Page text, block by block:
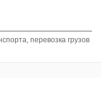
перевозка грузов